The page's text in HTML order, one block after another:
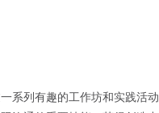
系列有趣的工作坊和实践活